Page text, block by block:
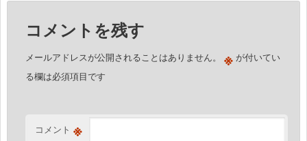
コメントを残す
メールアドレスが公開されることはありません。 ※が付いてい
る欄は必須項目です
コメント ※